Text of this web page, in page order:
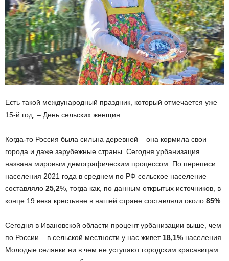
Есть такой международный праздник, который отмечается уже
15-й год, – День сельских женщин.
Когда-то Россия была сильна деревней – она кормила свои
города и даже зарубежные страны. Сегодня урбанизация
названа мировым демографическим процессом. По переписи
населения 2021 года в среднем по РФ сельское население
составляло 25,2%, тогда как, по данным открытых источников, в
конце 19 века крестьяне в нашей стране составляли около 85%
Сегодня в Ивановской области процент урбанизации выше, чем
по России – в сельской местности у нас живет 18,1% населения.
Молодые селянки ни в чем не уступают городским красавицам